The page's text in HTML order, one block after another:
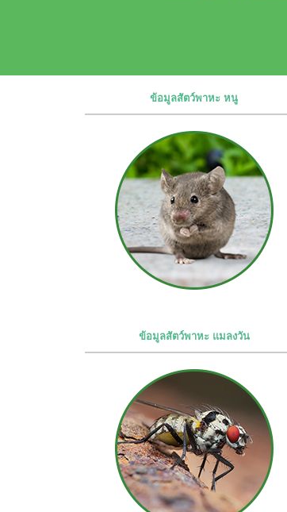
ข้อมูลสัตว์พาหะ หนู
ข้อมูลสัตว์พาหะ แมลงวัน